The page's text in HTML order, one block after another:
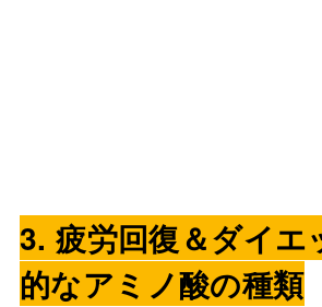
3. 疲労回復＆ダイエ
的なアミノ酸の種類